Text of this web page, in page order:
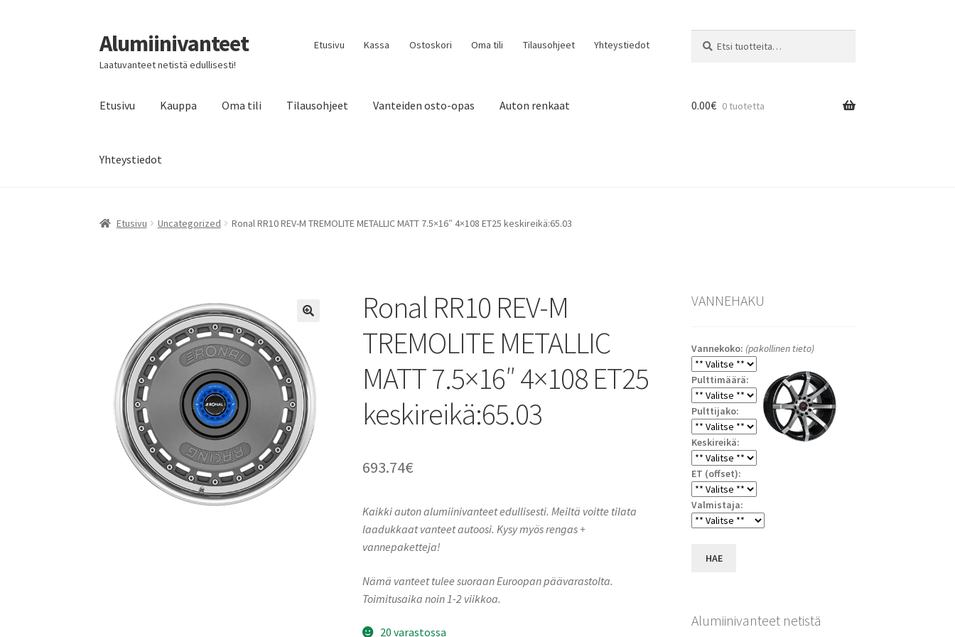
Siirry
navigointiin
Siirry
sisältöön
Alumiinivanteet
Laatuvanteet netistä edullisesti!
Etusivu Kassa Ostoskori Oma tili Tilausohjeet Yhteystiedot
Etusivu Kauppa Oma tili Tilausohjeet Vanteiden osto-opas Auton renkaat
Yhteystiedot
0.00€ 0 tuotetta
Etusivu Uncategorized Ronal RR10 REV-M TREMOLITE METALLIC MATT 7.5×16″ 4×108 ET25 keskireikä:65.03
Ronal RR10 REV-M
TREMOLITE METALLIC
MATT 7.5×16″ 4×108 ET25
keskireikä:65.03
693.74€
Kaikki auton alumiinivanteet edullisesti. Meiltä voitte tilata
laadukkaat vanteet autoosi. Kysy myös rengas +
vannepaketteja!
Nämä vanteet tulee suoraan Euroopan päävarastolta.
Toimitusaika noin 1-2 viikkoa.
20 varastossa
VANNEHAKU
Vannekoko: (pakollinen tieto)
Pulttimäärä:
Pulttijako:
Keskireikä:
ET (offset):
Valmistaja:
HAE
Alumiinivanteet netistä